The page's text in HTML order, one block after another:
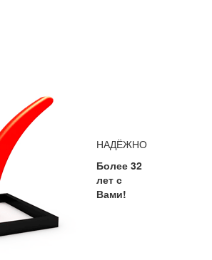
НАДЁЖНО
Более 32
лет с
Вами!